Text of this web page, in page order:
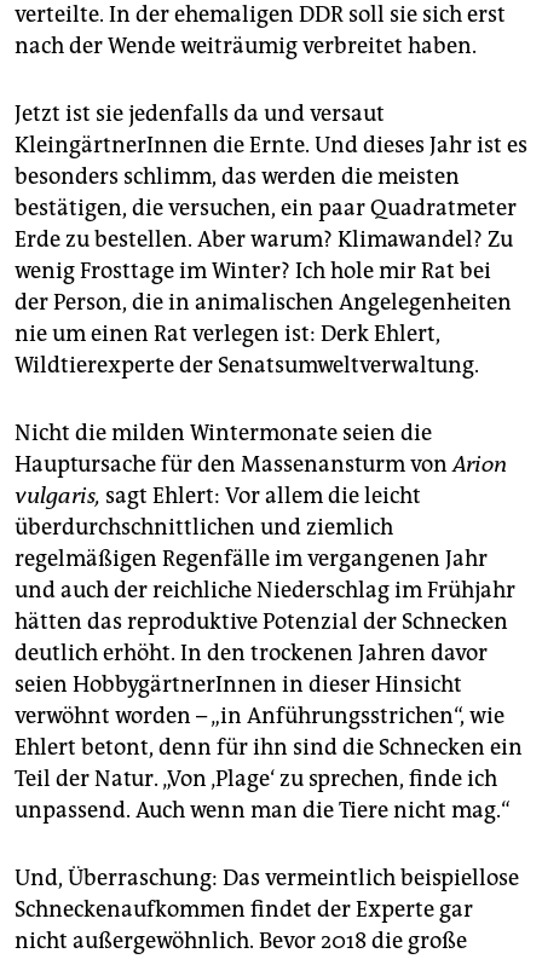
verteilte. In der ehemaligen DDR soll sie sich erst
nach der Wende weiträumig verbreitet haben.
Jetzt ist sie jedenfalls da und versaut
KleingärtnerInnen die Ernte. Und dieses Jahr ist es
besonders schlimm, das werden die meisten
bestätigen, die versuchen, ein paar Quadratmeter
Erde zu bestellen. Aber warum? Klimawandel? Zu
wenig Frosttage im Winter? Ich hole mir Rat bei
der Person, die in animalischen Angelegenheiten
nie um einen Rat verlegen ist: Derk Ehlert,
Wildtierexperte der Senatsumweltverwaltung.
Nicht die milden Wintermonate seien die
Hauptursache für den Massenansturm vonArion
vulgaris, sagt Ehlert: Vor allem die leicht
überdurchschnittlichen und ziemlich
regelmäßigen Regenfälle im vergangenen Jahr
und auch der reichliche Niederschlag im Frühjahr
hätten das reproduktive Potenzial der Schnecken
deutlich erhöht. In den trockenen Jahren davor
seien HobbygärtnerInnen in dieser Hinsicht
verwöhnt worden – „in Anführungsstrichen“, wie
Ehlert betont, denn für ihn sind die Schnecken ein
Teil der Natur. „Von ‚Plage‘ zu sprechen, finde ich
unpassend. Auch wenn man die Tiere nicht mag.“
Und, Überraschung: Das vermeintlich beispiellose
Schneckenaufkommen findet der Experte gar
nicht außergewöhnlich. Bevor 2018 die große